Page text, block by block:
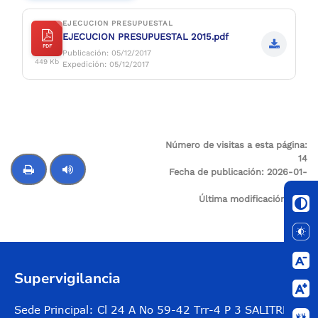
PDF
449 Kb
EJECUCION PRESUPUESTAL
EJECUCION PRESUPUESTAL 2015.pdf
Publicación: 05/12/2017
Expedición: 05/12/2017
Número de visitas a esta página:
14
Fecha de publicación: 2026-01-
Última modificación: N/A
Supervigilancia
Sede Principal: Cl 24 A No 59-42 Trr-4 P 3 SALITRE